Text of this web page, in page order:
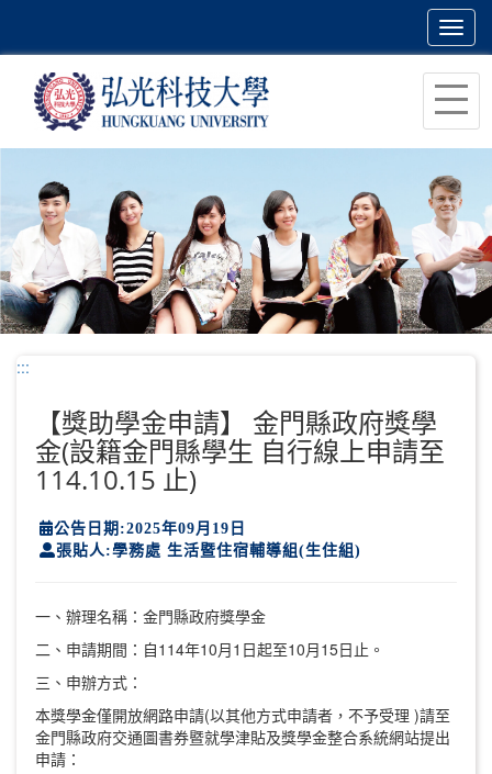
主
容
區
塊
:::
【獎助學金申請】 金門縣政府獎學
金(設籍金門縣學生 自行線上申請至
114.10.15 止)
公告日期:2025年09月19日
張貼人:學務處 生活暨住宿輔導組(生住組)
一、辦理名稱：金門縣政府獎學金
二、申請期間：自114年10月1日起至10月15日止。
三、申辦方式：
本獎學金僅開放網路申請(以其他方式申請者，不予受理 )請至
金門縣政府交通圖書券暨就學津貼及獎學金整合系統網站提出
申請：